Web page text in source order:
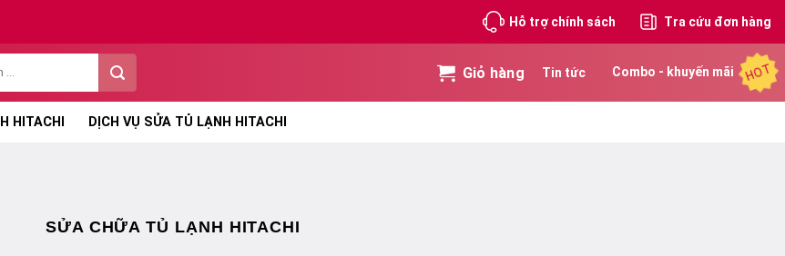
Hỗ trợ chính sách Tra cứu đơn hàng
Giỏ hàng Tin tức Combo - khuyến mãi HOT
HITACHI DỊCH VỤ SỬA TỦ LẠNH HITACHI
SỬA CHỮA TỦ LẠNH HITACHI